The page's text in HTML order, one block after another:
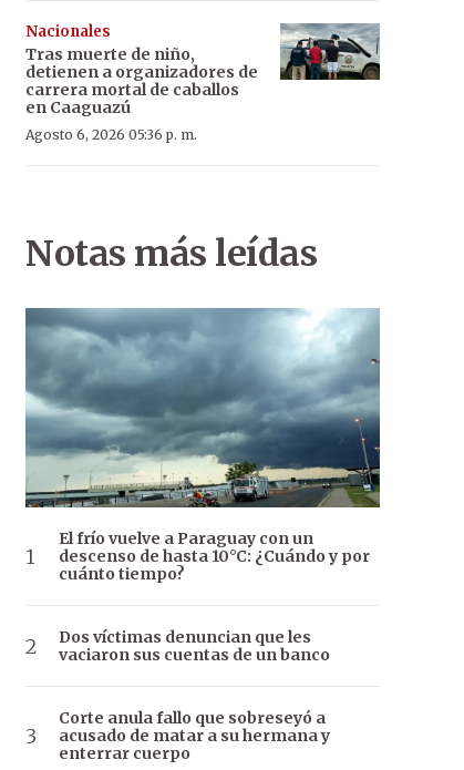
Nacionales
Tras muerte de niño,
detienen a organizadores de
carrera mortal de caballos
en Caaguazú
Agosto 6, 2026 05:36 p. m.
Notas más leídas
El frío vuelve a Paraguay con un
descenso de hasta 10°C: ¿Cuándo y por
cuánto tiempo?
Dos víctimas denuncian que les
vaciaron sus cuentas de un banco
Corte anula fallo que sobreseyó a
acusado de matar a su hermana y
enterrar cuerpo